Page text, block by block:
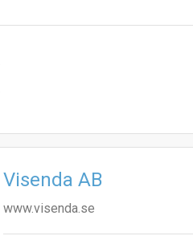
Visenda AB
www.visenda.se